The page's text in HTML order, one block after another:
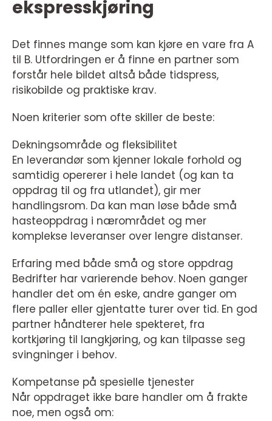
ekspresskjøring
Det finnes mange som kan kjøre en vare fra A
til B. Utfordringen er å finne en partner som
forstår hele bildet altså både tidspress,
risikobilde og praktiske krav.
Noen kriterier som ofte skiller de beste:
Dekningsområde og fleksibilitet
En leverandør som kjenner lokale forhold og
samtidig opererer i hele landet (og kan ta
oppdrag til og fra utlandet), gir mer
handlingsrom. Da kan man løse både små
hasteoppdrag i nærområdet og mer
komplekse leveranser over lengre distanser.
Erfaring med både små og store oppdrag
Bedrifter har varierende behov. Noen ganger
handler det om én eske, andre ganger om
flere paller eller gjentatte turer over tid. En god
partner håndterer hele spekteret, fra
kortkjøring til langkjøring, og kan tilpasse seg
svingninger i behov.
Kompetanse på spesielle tjenester
Når oppdraget ikke bare handler om å frakte
noe, men også om: